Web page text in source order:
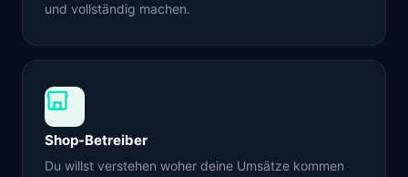
und vollständig machen.
Shop-Betreiber
Du willst verstehen woher deine Umsätze kommen